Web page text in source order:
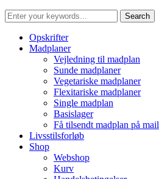
Opskrifter
Madplaner
Vejledning til madplan
Sunde madplaner
Vegetariske madplaner
Flexitariske madplaner
Single madplan
Basislager
Få tilsendt madplan på mail
Livsstilsforløb
Shop
Webshop
Kurv